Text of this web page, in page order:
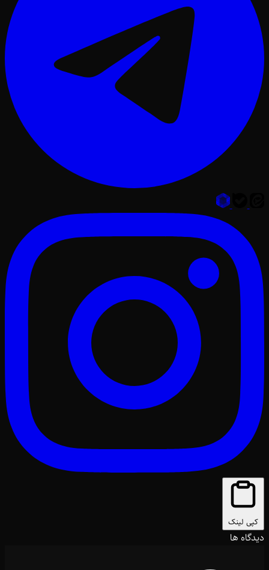
کپی لینک
دیدگاه ها